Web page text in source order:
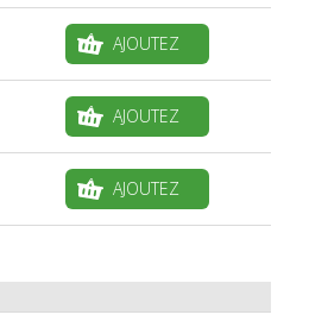
AJOUTEZ
AJOUTEZ
AJOUTEZ